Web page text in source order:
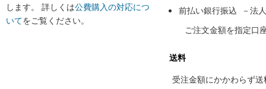
します。 詳しくは公費購入の対応につ
いてをご覧ください。
前払い銀行振込 －法
ご注文金額を指定口
送料
受注金額にかかわらず